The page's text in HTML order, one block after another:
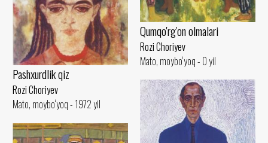
Qumqo'rg'on olmalari
Rozi Choriyev
Mato, moybo‘yoq - 0 yil
Pashxurdlik qiz
Rozi Choriyev
Mato, moybo‘yoq - 1972 yil